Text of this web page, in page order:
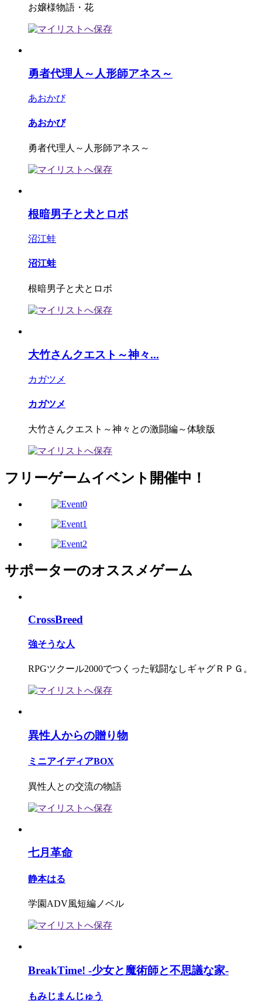
お嬢様物語・花
勇者代理人～人形師アネス～
あおかび
あおかび
勇者代理人～人形師アネス～
根暗男子と犬とロボ
沼江蛙
沼江蛙
根暗男子と犬とロボ
大竹さんクエスト～神々...
カガツメ
カガツメ
大竹さんクエスト～神々との激闘編～体験版
フリーゲームイベント開催中！
サポーターのオススメゲーム
CrossBreed
強そうな人
RPGツクール2000でつくった戦闘なしギャグＲＰＧ。
異性人からの贈り物
ミニアイディアBOX
異性人との交流の物語
七月革命
静本はる
学園ADV風短編ノベル
BreakTime! -少女と魔術師と不思議な家-
もみじまんじゅう